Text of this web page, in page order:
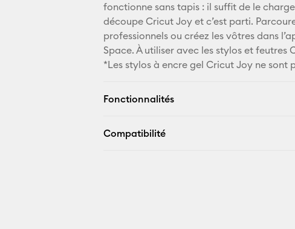
fonctionne sans tapis : il suffit de le
découpe Cricut Joy et c’est parti.
professionnels ou créez les vôtres dans
Space. À utiliser avec les stylos et feutres
*Les stylos à encre gel Cricut Joy ne sont
Fonctionnalités
Compatibilité